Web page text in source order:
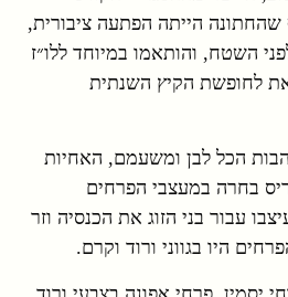
הייתה הפתעה ציבורית,
השטח, והותאמו במיוחד ללו״ז
לחופשת הקיץ השנתית
הכל לבן ומשעמם, האחיות
בחרה במעצבי הפרחים
עבור בני הזוג את הכנסיה וזר
היו בגווני ורוד וקרם.